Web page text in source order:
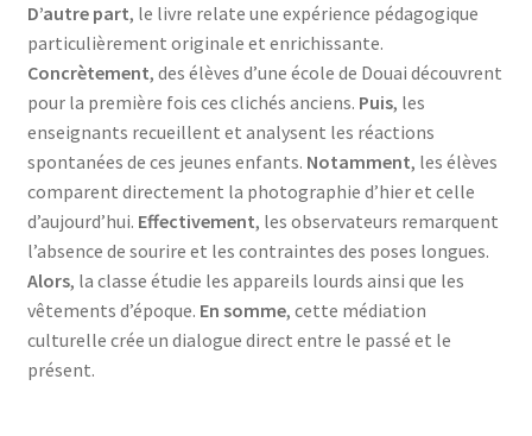
D’autre part, le livre relate une expérience pédagogique
particulièrement originale et enrichissante.
Concrètement, des élèves d’une école de Douai découvrent
pour la première fois ces clichés anciens. Puis, les
enseignants recueillent et analysent les réactions
spontanées de ces jeunes enfants. Notamment, les élèves
comparent directement la photographie d’hier et celle
d’aujourd’hui. Effectivement, les observateurs remarquent
l’absence de sourire et les contraintes des poses longues.
Alors, la classe étudie les appareils lourds ainsi que les
vêtements d’époque. En somme, cette médiation
culturelle crée un dialogue direct entre le passé et le
présent.